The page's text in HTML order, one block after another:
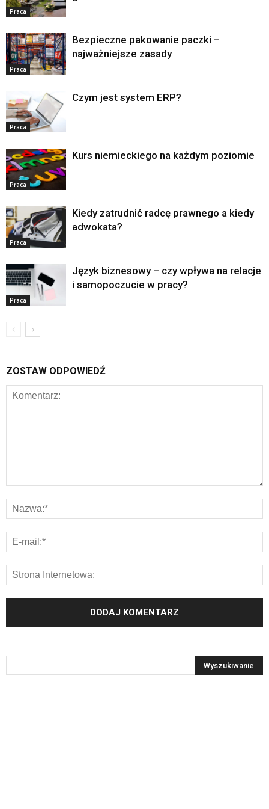
Praca
Praca
Bezpieczne pakowanie paczki –
najważniejsze zasady
Praca
Czym jest system ERP?
Praca
Kurs niemieckiego na każdym poziomie
Praca
Kiedy zatrudnić radcę prawnego a kiedy
adwokata?
Praca
Język biznesowy – czy wpływa na relacje
i samopoczucie w pracy?
ZOSTAW ODPOWIEDŹ